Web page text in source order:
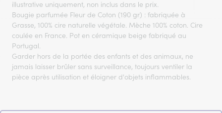
illustrative uniquement, non inclus dans le prix.
Bougie parfumée Fleur de Coton (190 gr) : fabriquée à
Grasse, 100% cire naturelle végétale. Mèche 100% coton. Cire
coulée en France. Pot en céramique beige fabriqué au
Portugal.
Garder hors de la portée des enfants et des animaux, ne
jamais laisser brûler sans surveillance, toujours ventiler la
pièce après utilisation et éloigner d'objets inflammables.